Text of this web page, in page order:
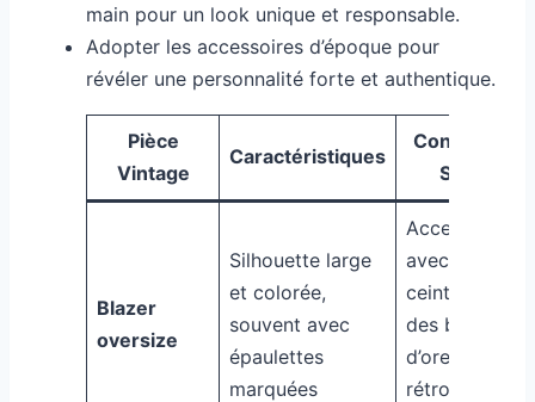
main pour un look unique et responsable.
Adopter les accessoires d’époque pour
révéler une personnalité forte et authentique.
Pièce
Vintage
Caractéristiques
Conseil de
Style
Blazer
oversize
Silhouette large
et colorée,
souvent avec
épaulettes
marquées
Accessoirise
avec une
ceinture et
des boucles
d’oreilles
rétro